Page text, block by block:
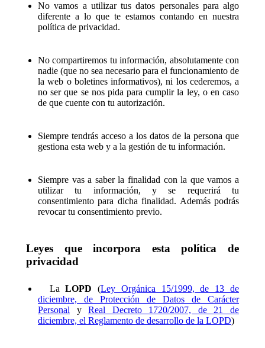
No vamos a utilizar tus datos personales para algo
diferente a lo que te estamos contando en nuestra
política de privacidad.
No compartiremos tu información, absolutamente con
nadie (que no sea necesario para el funcionamiento de
la web o boletines informativos), ni los cederemos, a
no ser que se nos pida para cumplir la ley, o en caso
de que cuente con tu autorización.
Siempre tendrás acceso a los datos de la persona que
gestiona esta web y a la gestión de tu información.
Siempre vas a saber la finalidad con la que vamos a
utilizar tu información, y se requerirá tu
consentimiento para dicha finalidad. Además podrás
revocar tu consentimiento previo.
Leyes que incorpora esta política de
privacidad
LaLOPD (Ley Orgánica 15/1999, de 13 de
diciembre, de Protección de Datos de Carácter
Personal yReal Decreto 1720/2007, de 21 de
diciembre, el Reglamento de desarrollo de la LOPD)